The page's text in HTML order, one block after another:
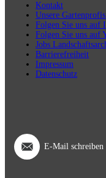
Kontakt
Unsere
Folgen Sie uns auf
Folgen Sie uns auf
Jobs
Barrierefreiheit
Impressum
Datenschutz
E-Mail schreiben